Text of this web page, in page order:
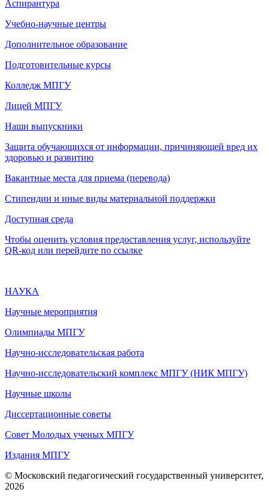
Аспирантура
Учебно-научные центры
Дополнительное образование
Подготовительные курсы
Колледж МПГУ
Лицей МПГУ
Наши выпускники
Защита обучающихся от информации, причиняющей вред их
здоровью и развитию
Вакантные места для приема (перевода)
Стипендии и иные виды материальной поддержки
Доступная среда
Чтобы оценить условия предоставления услуг, используйте
QR-код или перейдите по ссылке
НАУКА
Научные мероприятия
Олимпиады МПГУ
Научно-исследовательская работа
Научно-исследовательский комплекс МПГУ (НИК МПГУ)
Научные школы
Диссертационные советы
Совет Молодых ученых МПГУ
Издания МПГУ
© Московский педагогический государственный университет,
2026